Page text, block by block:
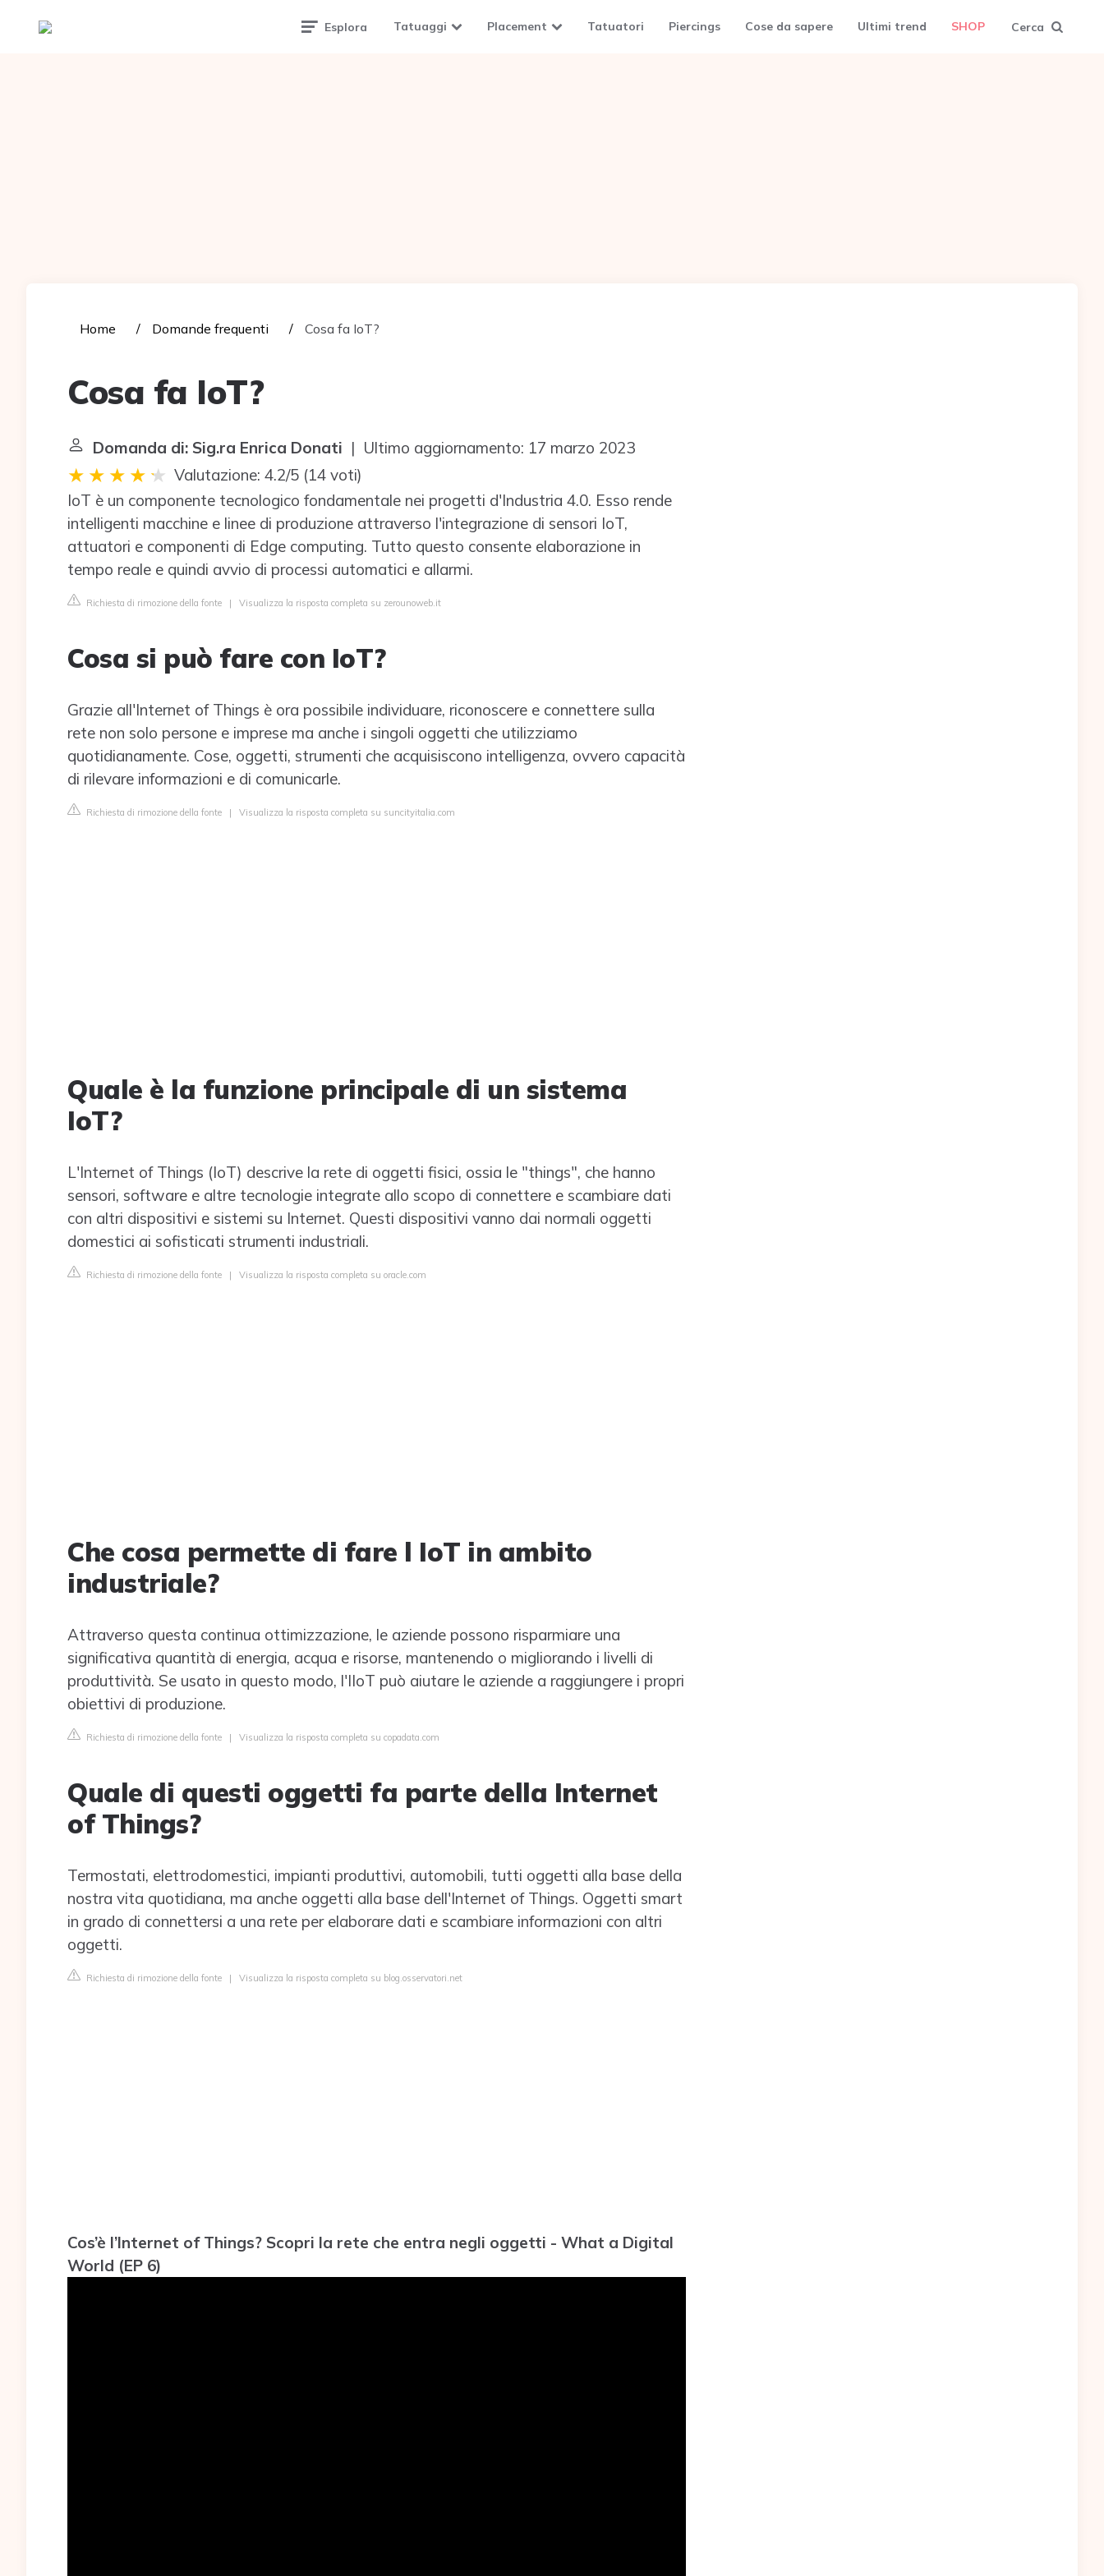
Tattoomuse.it Esplora Tatuaggi Placement Tatuatori Piercings Cose da sapere Ultimi trend SHOP Cerca
Home Domande frequenti Cosa fa IoT?
Cosa fa IoT?
Domanda di: Sig.ra Enrica Donati | Ultimo aggiornamento: 17 marzo 2023
Valutazione: 4.2/5 (14 voti)
IoT è un componente tecnologico fondamentale nei progetti d'Industria 4.0. Esso rende
intelligenti macchine e linee di produzione attraverso l'integrazione di sensori IoT,
attuatori e componenti di Edge computing. Tutto questo consente elaborazione in
tempo reale e quindi avvio di processi automatici e allarmi.
Richiesta di rimozione della fonte | Visualizza la risposta completa su zerounoweb.it
Cosa si può fare con IoT?
Grazie all'Internet of Things è ora possibile individuare, riconoscere e connettere sulla
rete non solo persone e imprese ma anche i singoli oggetti che utilizziamo
quotidianamente. Cose, oggetti, strumenti che acquisiscono intelligenza, ovvero capacità
di rilevare informazioni e di comunicarle.
Richiesta di rimozione della fonte | Visualizza la risposta completa su suncityitalia.com
Quale è la funzione principale di un sistema
IoT?
L'Internet of Things (IoT) descrive la rete di oggetti fisici, ossia le "things", che hanno
sensori, software e altre tecnologie integrate allo scopo di connettere e scambiare dati
con altri dispositivi e sistemi su Internet. Questi dispositivi vanno dai normali oggetti
domestici ai sofisticati strumenti industriali.
Richiesta di rimozione della fonte | Visualizza la risposta completa su oracle.com
Che cosa permette di fare l IoT in ambito
industriale?
Attraverso questa continua ottimizzazione, le aziende possono risparmiare una
significativa quantità di energia, acqua e risorse, mantenendo o migliorando i livelli di
produttività. Se usato in questo modo, l'IIoT può aiutare le aziende a raggiungere i propri
obiettivi di produzione.
Richiesta di rimozione della fonte | Visualizza la risposta completa su copadata.com
Quale di questi oggetti fa parte della Internet
of Things?
Termostati, elettrodomestici, impianti produttivi, automobili, tutti oggetti alla base della
nostra vita quotidiana, ma anche oggetti alla base dell'Internet of Things. Oggetti smart
in grado di connettersi a una rete per elaborare dati e scambiare informazioni con altri
oggetti.
Richiesta di rimozione della fonte | Visualizza la risposta completa su blog.osservatori.net
Cos’è l’Internet of Things? Scopri la rete che entra negli oggetti - What a Digital
World (EP 6)